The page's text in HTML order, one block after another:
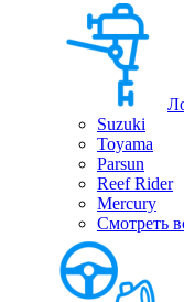
Suzuki
Toyama
Parsun
Reef Rider
Mercury
Смотреть